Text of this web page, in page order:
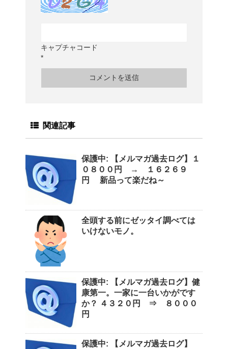
キャプチャコード
*
関連記事
保護中: 【メルマガ過去ログ】１
０８００円 → １６２６９
円 新品って楽だね～
全頭する前にゼッタイ調べては
いけないモノ。
保護中: 【メルマガ過去ログ】健
康第一。一家に一台いかがです
か？ ４３２０円 ⇒ ８０００
円
保護中: 【メルマガ過去ログ】